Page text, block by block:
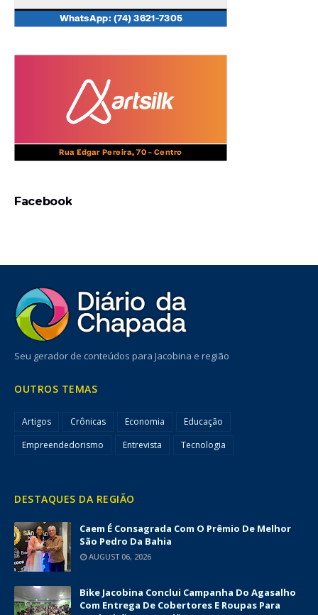
Facebook
Seu gerador de conteúdos para Jacobina e região
OUTROS TEMAS
Artigos Crônicas Economia
Educação
Empreendedorismo
Entrevista Tecnologia
DESTAQUES DA REGIÃO
Caem É Consagrada Com O Prêmio De Melhor
São Pedro Da Bahia
AUGUST 06, 2026
Bike Jacobina Conclui Campanha Do Agasalho
Com Entrega De Cobertores E Roupas Para